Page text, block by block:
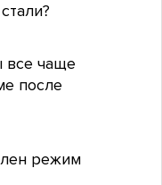
все чаще
после
режим